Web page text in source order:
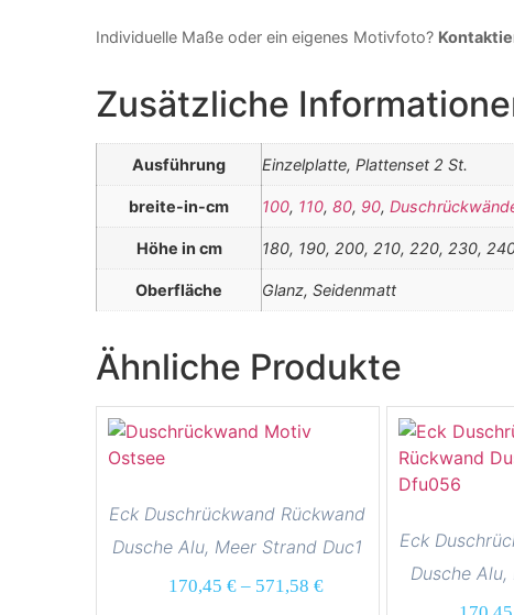
Individuelle Maße oder ein eigenes Motivfoto?
Zusätzliche
Ausführung Einzelplatte, Plattenset 2 St.
breite-in-cm 100, 110, 80, 90,
Höhe in cm 180, 190, 200, 210, 220, 230,
Oberfläche Glanz, Seidenmatt
Ähnliche Produkte
Eck Duschrückwand Rückwand
Dusche Alu, Meer Strand Duc1
170,45 €– 571,58 €
Eck
Dusche